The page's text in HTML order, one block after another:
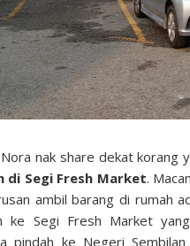
nak share dekat korang
di Segi Fresh Market.
ambil barang di rumah
ke Segi Fresh Market
pindah ke Negeri